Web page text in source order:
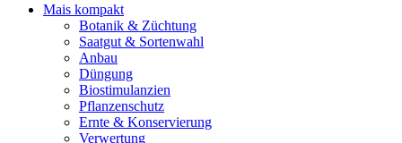
Mais kompakt
Botanik & Züchtung
Saatgut & Sortenwahl
Anbau
Düngung
Biostimulanzien
Pflanzenschutz
Ernte & Konservierung
Verwertung